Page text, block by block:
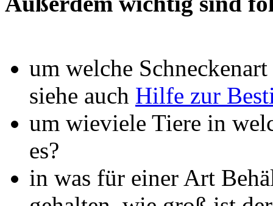
um welche
siehe auch Hilfe zur
um wieviele Tiere in
es?
in was für einer Art